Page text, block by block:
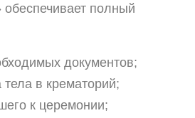
обеспечивает полный
документов;
тела в крематорий;
к церемонии;